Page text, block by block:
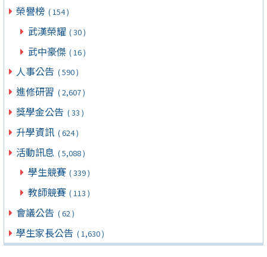
榮譽榜 ( 154 )
武漢榮耀 ( 30 )
武中豪傑 ( 16 )
人事公告 ( 590 )
進修研習 ( 2,607 )
獎學金公告 ( 33 )
升學資訊 ( 624 )
活動訊息 ( 5,088 )
學生競賽 ( 339 )
教師競賽 ( 113 )
會議公告 ( 62 )
學生家長公告 ( 1,630 )